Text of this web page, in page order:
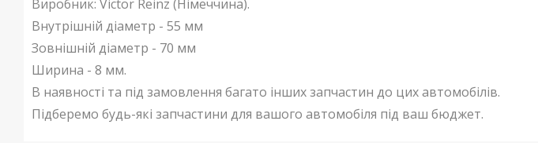
Виробник: Victor Reinz (Німеччина).
Внутрішній діаметр - 55 мм
Зовнішній діаметр - 70 мм
Ширина - 8 мм.
В наявності та під замовлення багато інших запчастин до цих автомобілів.
Підберемо будь-які запчастини для вашого автомобіля під ваш бюджет.